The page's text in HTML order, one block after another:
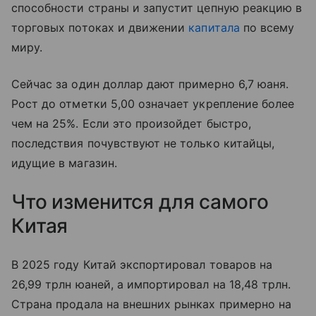
способности страны и запустит цепную реакцию в
торговых потоках и движении капитала по всему
миру.
Сейчас за один доллар дают примерно 6,7 юаня.
Рост до отметки 5,00 означает укрепление более
чем на 25%. Если это произойдет быстро,
последствия почувствуют не только китайцы,
идущие в магазин.
Что изменится для самого
Китая
В 2025 году Китай экспортировал товаров на
26,99 трлн юаней, а импортировал на 18,48 трлн.
Страна продала на внешних рынках примерно на